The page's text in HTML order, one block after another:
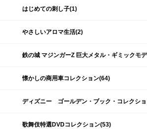
はじめての刺し子(1)
やさしいアロマ生活(2)
鉄の城 マジンガーZ 巨大メタル・ギミックモ
懐かしの商用車コレクション(64)
ディズニー ゴールデン・ブック・コレクシ
歌舞伎特選DVDコレクション(53)